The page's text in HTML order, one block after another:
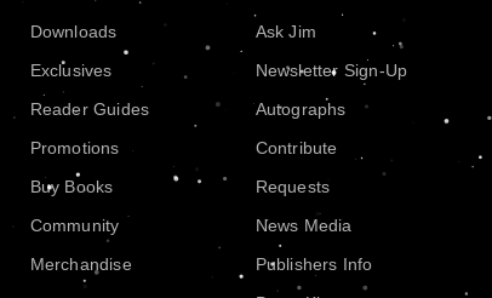
Downloads
Exclusives
Reader Guides
Promotions
Buy Books
Community
Merchandise
Ask Jim
Newsletter Sign-Up
Autographs
Contribute
Requests
News Media
Publishers Info